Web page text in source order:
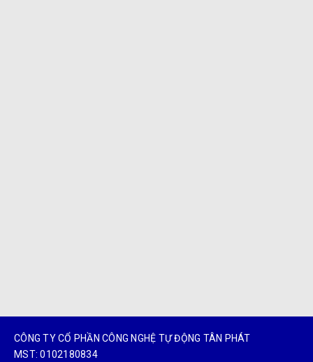
CÔNG TY CỔ PHẦN CÔNG NGHỆ TỰ ĐỘNG TÂN PHÁT
MST: 0102180834